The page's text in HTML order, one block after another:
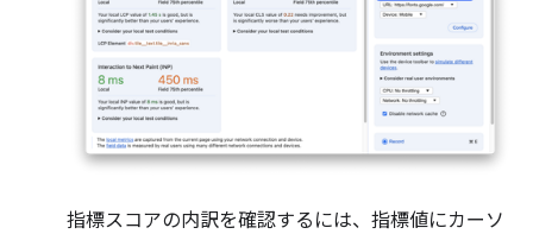
指標スコアの内訳を確認するには、指標値にカーソ